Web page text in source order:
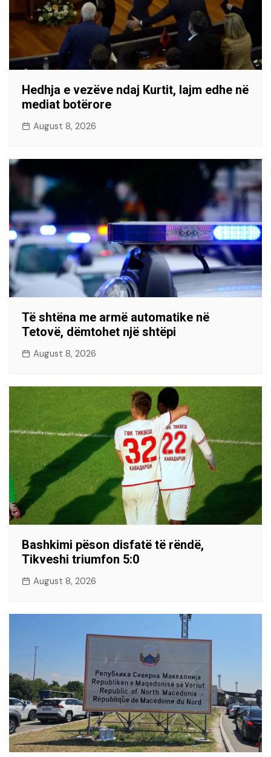
Hedhja e vezëve ndaj Kurtit, lajm edhe në
mediat botërore
August 8, 2026
Të shtëna me armë automatike në
Tetovë, dëmtohet një shtëpi
August 8, 2026
Bashkimi pëson disfatë të rëndë,
Tikveshi triumfon 5:0
August 8, 2026